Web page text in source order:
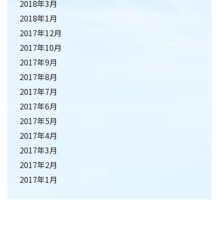
2018年3月
2018年1月
2017年12月
2017年10月
2017年9月
2017年8月
2017年7月
2017年6月
2017年5月
2017年4月
2017年3月
2017年2月
2017年1月